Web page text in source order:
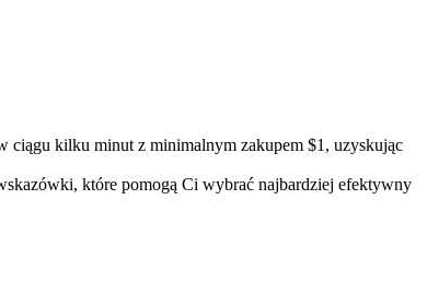
ciągu kilku minut z minimalnym zakupem $1, uzyskując
które pomogą Ci wybrać najbardziej efektywny